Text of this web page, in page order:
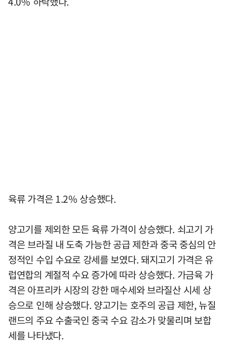
육류 가격은 1.2% 상승했다.
양고기를 제외한 모든 육류 가격이 상승했다. 쇠고기 가
격은 브라질 내 도축 가능한 공급 제한과 중국 중심의 안
정적인 수입 수요로 강세를 보였다. 돼지고기 가격은 유
럽연합의 계절적 수요 증가에 따라 상승했다. 가금육 가
격은 아프리카 시장의 강한 매수세와 브라질산 시세 상
승으로 인해 상승했다. 양고기는 호주의 공급 제한, 뉴질
랜드의 주요 수출국인 중국 수요 감소가 맞물리며 보합
세를 나타냈다.